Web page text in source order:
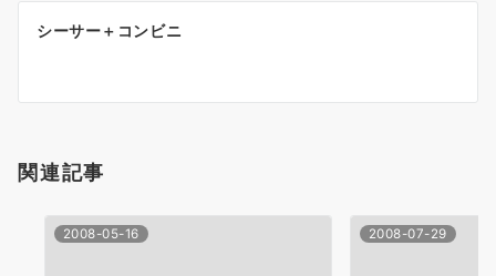
ゲ
シ
ン
シーサー＋コンビニ
関連記事
2008-05-16 2008-07-29